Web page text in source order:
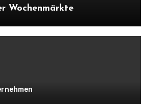
Wochenmärkte